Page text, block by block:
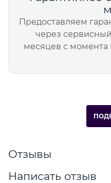
Предоставляем
через
месяцев с момента
Отзывы
Написать отзыв